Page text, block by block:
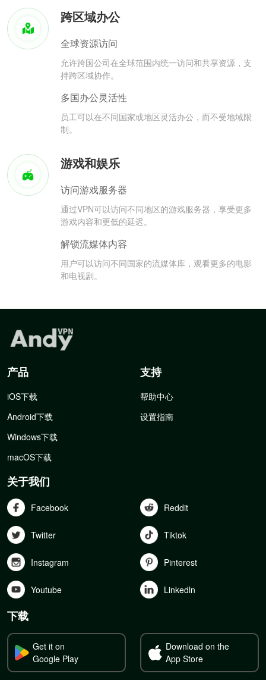
跨区域办公
全球资源访问
允许跨国公司在全球范围内统一访问和共享资源，支
持跨区域协作。
多国办公灵活性
员工可以在不同国家或地区灵活办公，而不受地域限
制。
游戏和娱乐
访问游戏服务器
通过VPN可以访问不同地区的游戏服务器，享受更多
游戏内容和更低的延迟。
解锁流媒体内容
用户可以访问不同国家的流媒体库，观看更多的电影
和电视剧。
产品
iOS下载
Android下载
Windows下载
macOS下载
支持
帮助中心
设置指南
关于我们
Facebook Reddit
Twitter Tiktok
Instagram Pinterest
Youtube Linkedln
下载
Get it on
Google Play
Download on the
App Store